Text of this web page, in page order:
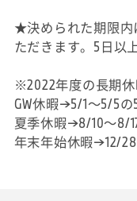
★決められた期限内
ただきます。5日以
※2022年度の長期
GW休暇→5/1～5/5の
夏季休暇→8/10～8/
年末年始休暇→12/